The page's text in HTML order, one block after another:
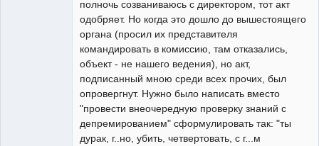
полночь созваниваюсь с директором, тот акт
одобряет. Но когда это дошло до вышестоящего
органа (просил их представителя
командировать в комиссию, там отказались,
объект - не нашего ведения), но акт,
подписанный мною среди всех прочих, был
опровергнут. Нужно было написать вместо
"провести внеочередную проверку знаний с
депремированием" сформулировать так: "ты
дурак, г..но, убить, четвертовать, с г...м